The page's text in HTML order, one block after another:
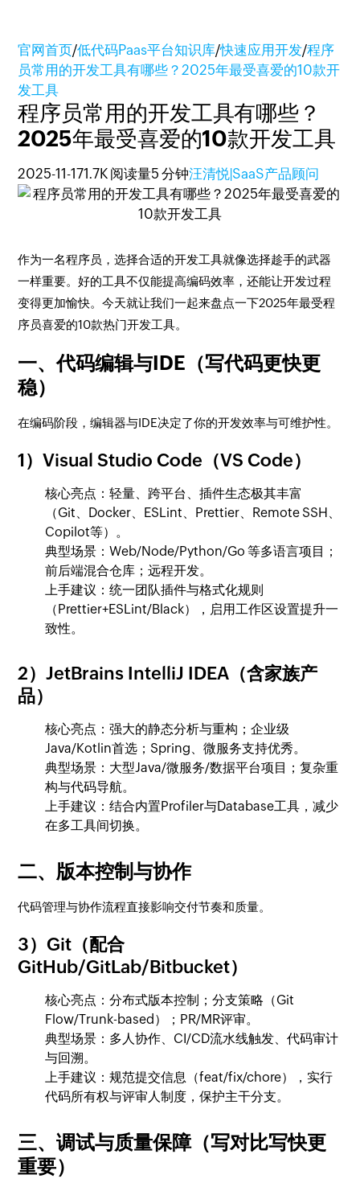
官网首页/低代码Paas平台知识库/快速应用开发/程序
员常用的开发工具有哪些？2025年最受喜爱的10款开
发工具
程序员常用的开发工具有哪些？
2025年最受喜爱的10款开发工具
2025-11-171.7K 阅读量5 分钟汪清悦|SaaS产品顾问
作为一名程序员，选择合适的开发工具就像选择趁手的武器
一样重要。好的工具不仅能提高编码效率，还能让开发过程
变得更加愉快。今天就让我们一起来盘点一下2025年最受程
序员喜爱的10款热门开发工具。
一、代码编辑与IDE（写代码更快更
稳）
在编码阶段，编辑器与IDE决定了你的开发效率与可维护性。
1）Visual Studio Code（VS Code）
核心亮点：轻量、跨平台、插件生态极其丰富
（Git、Docker、ESLint、Prettier、Remote SSH、
Copilot等）。
典型场景：Web/Node/Python/Go 等多语言项目；
前后端混合仓库；远程开发。
上手建议：统一团队插件与格式化规则
（Prettier+ESLint/Black），启用工作区设置提升一
致性。
2）JetBrains IntelliJ IDEA（含家族产
品）
核心亮点：强大的静态分析与重构；企业级
Java/Kotlin首选；Spring、微服务支持优秀。
典型场景：大型Java/微服务/数据平台项目；复杂重
构与代码导航。
上手建议：结合内置Profiler与Database工具，减少
在多工具间切换。
二、版本控制与协作
代码管理与协作流程直接影响交付节奏和质量。
3）Git（配合
GitHub/GitLab/Bitbucket）
核心亮点：分布式版本控制；分支策略（Git
Flow/Trunk-based）；PR/MR评审。
典型场景：多人协作、CI/CD流水线触发、代码审计
与回溯。
上手建议：规范提交信息（feat/fix/chore），实行
代码所有权与评审人制度，保护主干分支。
三、调试与质量保障（写对比写快更
重要）